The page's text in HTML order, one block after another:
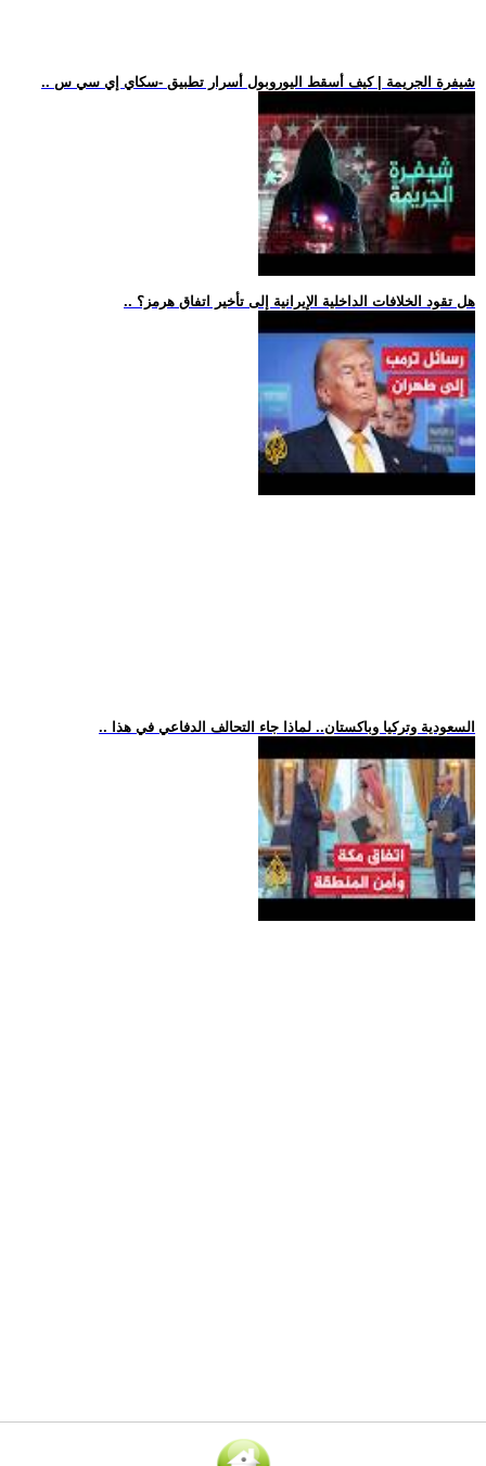
.. شيفرة الجريمة | كيف أسقط اليوروبول أسرار تطبيق -سكاي إي سي س
.. هل تقود الخلافات الداخلية الإيرانية إلى تأخير اتفاق هرمز؟
.. السعودية وتركيا وباكستان.. لماذا جاء التحالف الدفاعي في هذا